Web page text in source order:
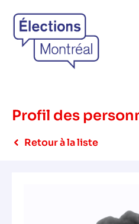
Profil des
Retour à la liste